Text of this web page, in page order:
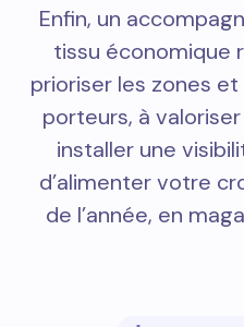
Enfin, un
tissu économique
prioriser les zones
porteurs, à
installer une
d’alimenter votre
de l’année, en